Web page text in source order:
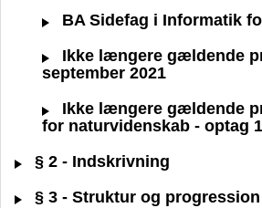
BA Sidefag i Informatik
Ikke længere gældende
september 2021
Ikke længere gældende
for naturvidenskab - optag
§ 2 - Indskrivning
§ 3 - Struktur og progression